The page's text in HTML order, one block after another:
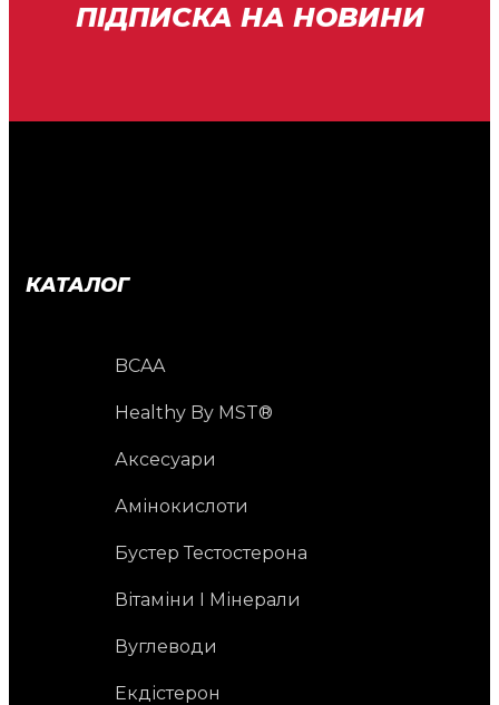
ПІДПИСКА НА НОВИНИ
КАТАЛОГ
BCAA
Healthy By MST®
Аксесуари
Амінокислоти
Бустер Тестостерона
Вітаміни І Мінерали
Вуглеводи
Екдістерон